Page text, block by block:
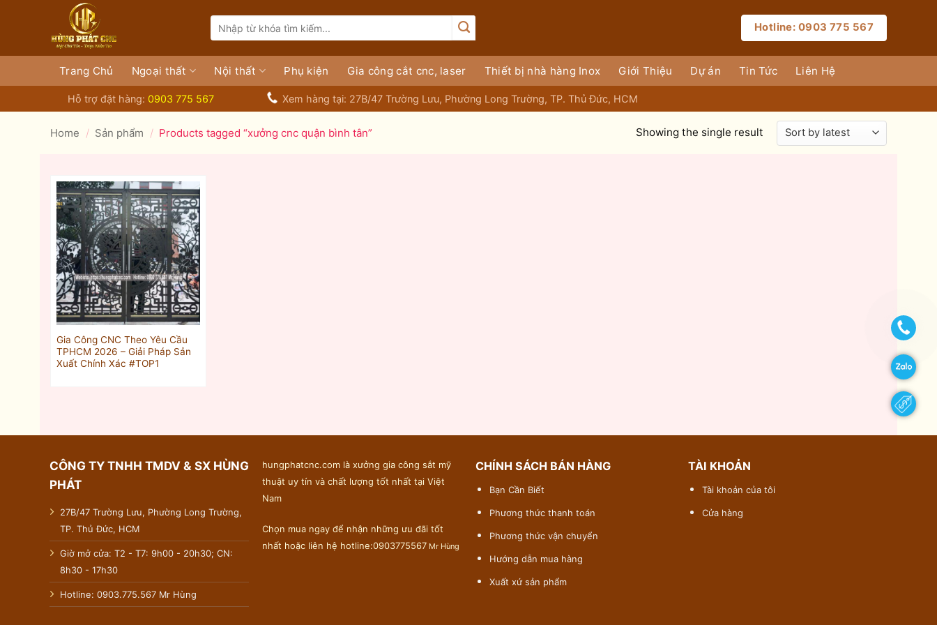
dung
for:
Hotline: 0903 775 567
Trang Chủ Ngoại thất Nội thất Phụ kiện Gia công cắt cnc, laser Thiết bị nhà hàng Inox Giới Thiệu Dự án Tin Tức Liên Hệ
Hỗ trợ đặt hàng: 0903 775 567 Xem hàng tại: 27B/47 Trường Lưu, Phường Long Trường, TP. Thủ Đức, HCM
Home / Sản phẩm / Products tagged “xưởng cnc quận bình tân” Showing the single result
Gia Công CNC Theo Yêu Cầu
TPHCM 2026 – Giải Pháp Sản
Xuất Chính Xác #TOP1
CÔNG TY TNHH TMDV & SX HÙNG
PHÁT
27B/47 Trường Lưu, Phường Long Trường,
TP. Thủ Đức, HCM
Giờ mở cửa: T2 - T7: 9h00 - 20h30; CN:
8h30 - 17h30
Hotline: 0903.775.567 Mr Hùng
hungphatcnc.com là xưởng gia công sắt mỹ
thuật uy tín và chất lượng tốt nhất tại Việt
Nam
Chọn mua ngay để nhận những ưu đãi tốt
nhất hoặc liên hệ hotline:0903775567 Mr Hùng
CHÍNH SÁCH BÁN HÀNG
Bạn Cần Biết
Phương thức thanh toán
Phương thức vận chuyển
Hướng dẫn mua hàng
Xuất xứ sản phẩm
TÀI KHOẢN
Tài khoản của tôi
Cửa hàng